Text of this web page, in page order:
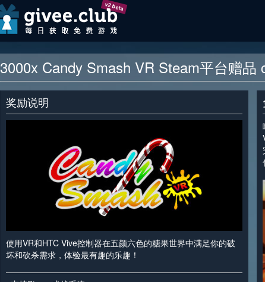
v2 beta
3000x Candy Smash VR Steam平台赠品
奖励说明
使用VR和HTC Vive控制器在五颜六色的糖果世界中满足你的破
坏和砍杀需求，体验最有趣的乐趣！